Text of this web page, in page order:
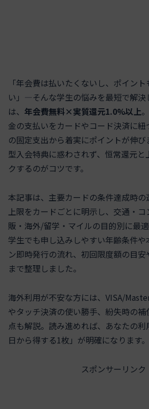
「年会費は払いたくないし、ポイン
い」—そんな学生の悩みを最短で解決
は、 年会費無料×実質還元1.0%以上
金の支払いをカードやコード決済に紐
の固定支出から着実にポイントが伸
型入会特典に惑わされず、恒常還元と
クするのがコツです。
本記事は、主要カードの条件達成時
上限をカードごとに明示し、交通・
販・海外/留学・マイルの目的別に最適
学生でも申し込みしやすい年齢条件
ン即時発行の流れ、初回限度額の目
まで整理しました。
海外利用が不安な方には、VISA/
やタッチ決済の使い勝手、紛失時の
点も解説。読み進めれば、あなたの
日から得する1枚」が明確になります。
スポンサーリンク